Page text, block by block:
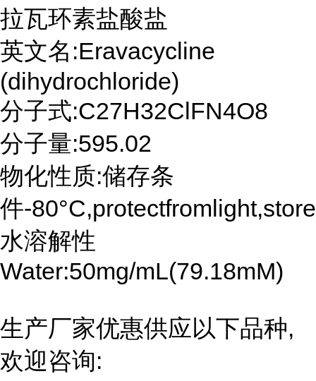
拉瓦环素盐酸盐
英文名:Eravacycline
(dihydrochloride)
分子式:C27H32ClFN4O8
分子量:595.02
物化性质:储存条
件-
水溶解性
Water:50mg/mL(79.18mM)
生产厂家优惠供应以下品种,
欢迎咨询: